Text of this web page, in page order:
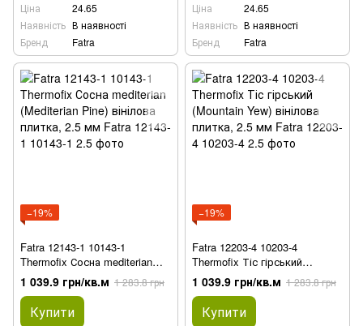
Ціна
24.65
Наявність В наявності
Бренд
Fatra
Ціна
24.65
Наявність В наявності
Бренд
Fatra
−19%
Fatra 12143-1 10143-1
Thermofix Сосна mediterian
(Mediterian Pine) вінілова
плитка, 2.5 мм
1 039.9 грн/кв.м 1 283.8 грн
Купити
−19%
Fatra 12203-4 10203-4
Thermofix Тіс гірський
(Mountain Yew) вінілова
плитка, 2.5 мм
1 039.9 грн/кв.м 1 283.8 грн
Купити